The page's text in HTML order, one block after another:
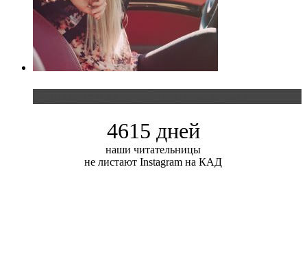
4615 дней
наши читательницы
не листают Instagram на КАД